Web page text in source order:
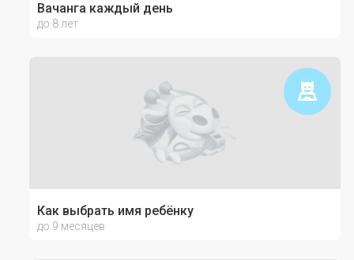
Вачанга каждый день
до 8 лет
Как выбрать имя ребёнку
до 9 месяцев